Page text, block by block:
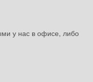
у нас в офисе, либо